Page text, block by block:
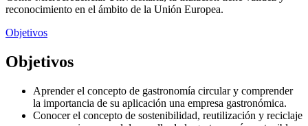
reconocimiento en el ámbito de la Unión Europea.
Objetivos
Objetivos
Aprender el concepto de gastronomía circular y comprender
la importancia de su aplicación una empresa gastronómica.
Conocer el concepto de sostenibilidad, reutilización y reciclaje